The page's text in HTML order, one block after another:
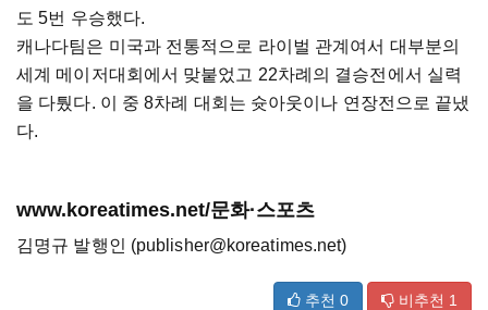
도 5번 우승했다.
캐나다팀은 미국과 전통적으로 라이벌 관계여서 대부분의
세계 메이저대회에서 맞붙었고 22차례의 결승전에서 실력
을 다퉜다. 이 중 8차례 대회는 슛아웃이나 연장전으로 끝냈
다.
www.koreatimes.net/문화·스포츠
김명규 발행인 (publisher@koreatimes.net)
추천 0 비추천 1